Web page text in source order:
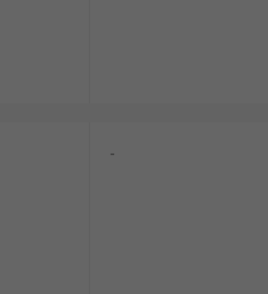
-